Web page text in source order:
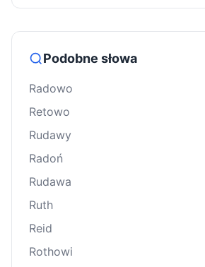
Podobne słowa
Radowo
Retowo
Rudawy
Radoń
Rudawa
Ruth
Reid
Rothowi